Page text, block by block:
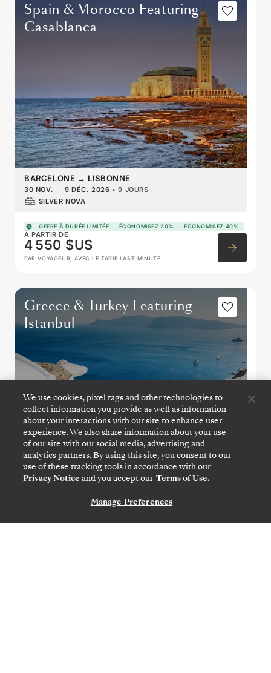
Spain & Morocco Featuring
Casablanca
BARCELONE → LISBONNE
30 NOV. → 9 DÉC. 2026 •9 JOURS
SILVER NOVA
OFFRE À DURÉE LIMITÉE ÉCONOMISEZ 20% ÉCONOMISEZ 40%
À PARTIR DE
4 550 $US
PAR VOYAGEUR, AVEC LE TARIF LAST-MINUTE
Greece & Turkey Featuring
Istanbul
ATHÈNES (LE PIRÉE) → ATHÈNES (LE PIRÉE)
28 OCT.
OFFRE À DURÉE LIMITÉE ÉCONOMISEZ 20% ÉCONOMISEZ 30%
We use cookies, pixel tags and other technologies to
collect information you provide as well as information
about your interactions with our site to enhance user
experience. We also share information about your use
of our site with our social media, advertising and
analytics partners. By using this site, you consent to our
use of these tracking tools in accordance with our
Privacy Notice and you accept our Terms of Use.
Manage Preferences